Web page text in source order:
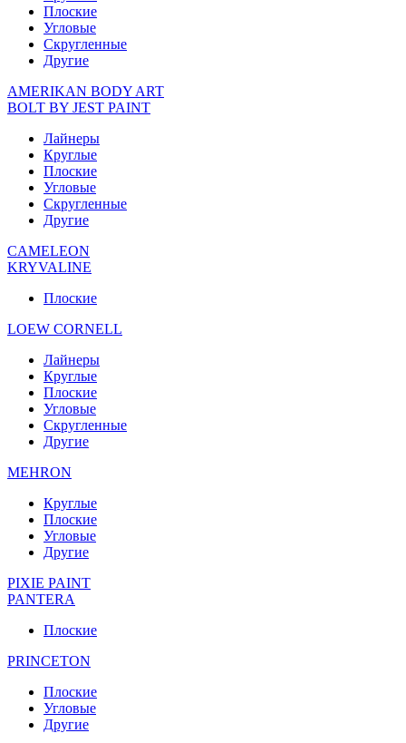
Плоские
Угловые
Скругленные
Другие
AMERIKAN BODY ART
BOLT BY JEST PAINT
Лайнеры
Круглые
Плоские
Угловые
Скругленные
Другие
CAMELEON
KRYVALINE
Плоские
LOEW CORNELL
Лайнеры
Круглые
Плоские
Угловые
Скругленные
Другие
MEHRON
Круглые
Плоские
Угловые
Другие
PIXIE PAINT
PANTERA
Плоские
PRINCETON
Плоские
Угловые
Другие